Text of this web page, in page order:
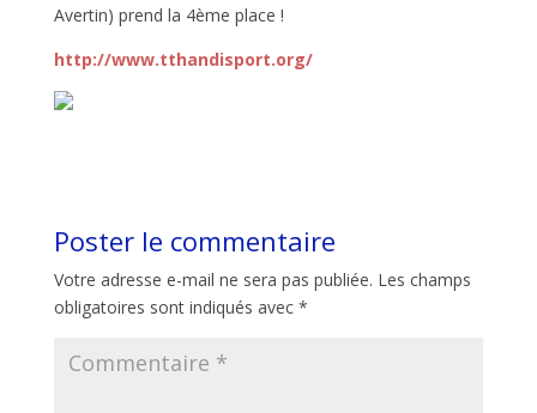
Avertin) prend la 4ème place !
http://www.tthandisport.org/
Poster le commentaire
Votre adresse e-mail ne sera pas publiée. Les champs
obligatoires sont indiqués avec *